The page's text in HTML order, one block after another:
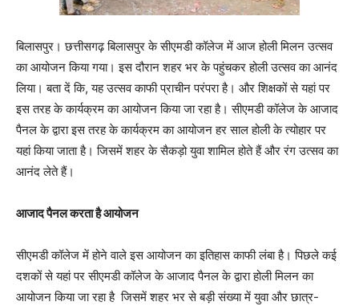
बिलासपुर। छत्तीसगढ़ बिलासपुर के सीएमडी कॉलेज में आज होली मिलन उत्सव
का आयोजन किया गया। इस दौरान शहर भर के पहुंचकर होली उत्सव का आनंद
लिया। बता दें कि, यह उत्सव काफी प्राचीन परंपरा है। और शिक्षकों से यहां पर
इस तरह के कार्यक्रम का आयोजन किया जा रहा है। सीएमडी कॉलेज के आजाद
पैनल के द्वारा इस तरह के कार्यक्रम का आयोजन हर साल होली के त्योहार पर
यहां किया जाता है। जिसमें शहर के सैकड़ो युवा शामिल होते हैं और रंग उत्सव का
आनंद लेते हैं।
आजाद पैनल करता है आयोजन
सीएमडी कॉलेज में होने वाले इस आयोजन का इतिहास काफी लंबा है। पिछले कई
दशकों से यहां पर सीएमडी कॉलेज के आजाद पैनल के द्वारा होली मिलन का
आयोजन किया जा रहा है जिसमें शहर भर से बड़ी संख्या में युवा और छात्र-